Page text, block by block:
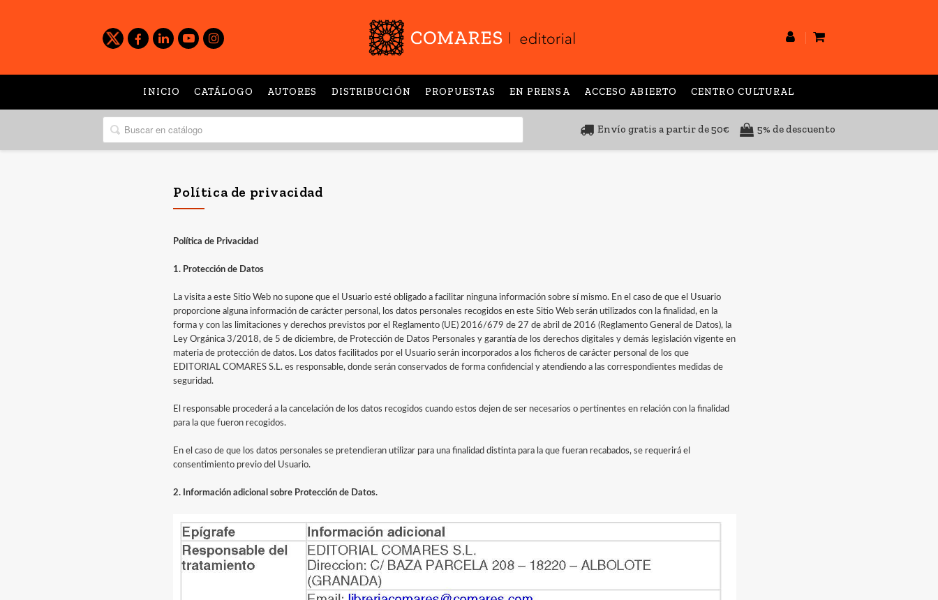
INICIO CATÁLOGO AUTORES DISTRIBUCIÓN PROPUESTAS EN PRENSA ACCESO ABIERTO CENTRO CULTURAL
Envío gratis a partir de 50€ 5% de descuento
Política de privacidad
Política de Privacidad
1. Protección de Datos
La visita a este Sitio Web no supone que el Usuario esté obligado a facilitar ninguna información sobre sí mismo. En el caso de que el Usuario
proporcione alguna información de carácter personal, los datos personales recogidos en este Sitio Web serán utilizados con la finalidad, en la
forma y con las limitaciones y derechos previstos por el Reglamento (UE) 2016/679 de 27 de abril de 2016 (Reglamento General de Datos), la
Ley Orgánica 3/2018, de 5 de diciembre, de Protección de Datos Personales y garantía de los derechos digitales y demás legislación vigente en
materia de protección de datos. Los datos facilitados por el Usuario serán incorporados a los ficheros de carácter personal de los que
EDITORIAL COMARES S.L. es responsable, donde serán conservados de forma confidencial y atendiendo a las correspondientes medidas de
seguridad.
El responsable procederá a la cancelación de los datos recogidos cuando estos dejen de ser necesarios o pertinentes en relación con la finalidad
para la que fueron recogidos.
En el caso de que los datos personales se pretendieran utilizar para una finalidad distinta para la que fueran recabados, se requerirá el
consentimiento previo del Usuario.
2. Información adicional sobre Protección de Datos.